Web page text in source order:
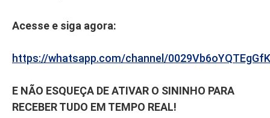
Acesse e siga agora:
https://whatsapp.com/channel/
E NÃO ESQUEÇA DE ATIVAR O SININHO PARA
RECEBER TUDO EM TEMPO REAL!